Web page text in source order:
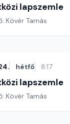
lapszemle
Kövér Tamás
hétfő 8:17
lapszemle
Kövér Tamás